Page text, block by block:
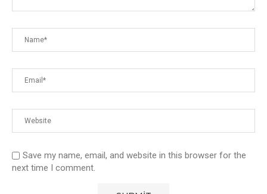
Save my name, email, and website in this browser for the
next time I comment.